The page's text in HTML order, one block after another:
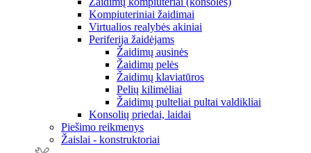
Kompiuteriniai žaidimai
Virtualios realybės akiniai
Periferija žaidėjams
Žaidimų ausinės
Žaidimų pelės
Žaidimų klaviatūros
Pelių kilimėliai
Žaidimų pulteliai pultai valdikliai
Konsolių priedai, laidai
Piešimo reikmenys
Žaislai - konstruktoriai